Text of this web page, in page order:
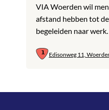
VIA Woerden wil
afstand hebben tot
begeleiden naar werk.
Edisonweg 11,